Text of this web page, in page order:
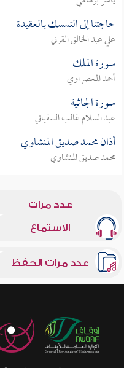
حاجتنا إلى التمسك بالعقيدة
علي عبد الخالق القرني
سورة الملك
أحمد المعصراوي
سورة الجاثية
عبد السلام غالب السفياني
أذان محمد صديق المنشاوي
محمد صديق المنشاوي
عدد مرات
الاستماع
عدد مرات الحفظ